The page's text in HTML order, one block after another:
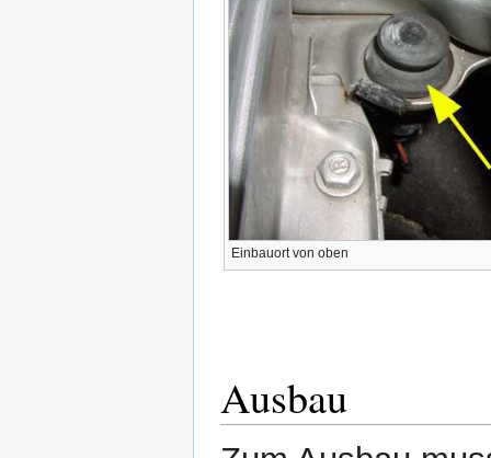
Einbauort von oben
Ausbau